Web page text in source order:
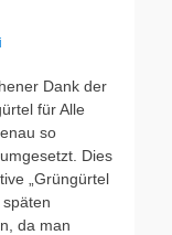
Dank der
für Alle
so
Dies
„Grüngürtel
da man